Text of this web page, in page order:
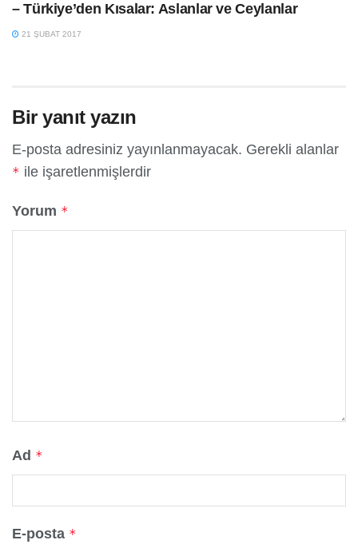
– Türkiye’den Kısalar: Aslanlar ve Ceylanlar
21 ŞUBAT 2017
Bir yanıt yazın
E-posta adresiniz yayınlanmayacak. Gerekli alanlar
* ile işaretlenmişlerdir
Yorum *
Ad *
E-posta *